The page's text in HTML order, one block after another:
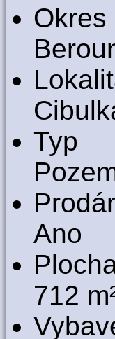
Okres
Typ
Ano
712